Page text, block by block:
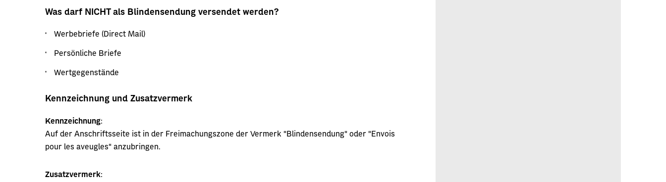
Was darf NICHT als Blindensendung versendet werden?
Werbebriefe (Direct Mail)
Persönliche Briefe
Wertgegenstände
Kennzeichnung und Zusatzvermerk
Kennzeichnung:
Auf der Anschriftsseite ist in der Freimachungszone der Vermerk "Blindensendung" oder "Envois
pour les aveugles" anzubringen.
Zusatzvermerk: